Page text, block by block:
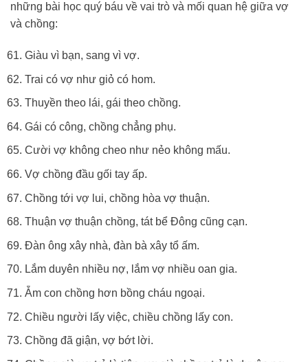
những bài học quý báu về vai trò và mối quan hệ giữa vợ
và chồng:
Giàu vì bạn, sang vì vợ.
Trai có vợ như giỏ có hom.
Thuyền theo lái, gái theo chồng.
Gái có công, chồng chẳng phụ.
Cười vợ không cheo như nẻo không mấu.
Vợ chồng đầu gối tay ấp.
Chồng tới vợ lui, chồng hòa vợ thuận.
Thuận vợ thuận chồng, tát bể Đông cũng cạn.
Đàn ông xây nhà, đàn bà xây tổ ấm.
Lắm duyên nhiều nợ, lắm vợ nhiều oan gia.
Ẵm con chồng hơn bồng cháu ngoại.
Chiều người lấy việc, chiều chồng lấy con.
Chồng đã giận, vợ bớt lời.